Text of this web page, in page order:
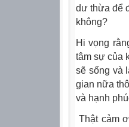
dư thừa để
không?
Hi vọng
tâm sự của
sẽ sống và
gian nữa
và hạnh
Thật cảm